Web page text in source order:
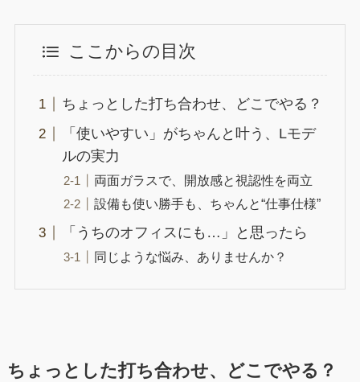
ここからの目次
ちょっとした打ち合わせ、どこでやる？
「使いやすい」がちゃんと叶う、Lモデ
ルの実力
両面ガラスで、開放感と視認性を両立
設備も使い勝手も、ちゃんと“仕事仕様”
「うちのオフィスにも…」と思ったら
同じような悩み、ありませんか？
ちょっとした打ち合わせ、どこでやる？